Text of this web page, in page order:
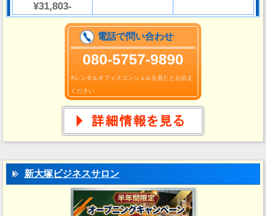
¥31,803-
電話で問い合わせ
080-5757-9890
※レンタルオフィスコンシェルを見たとお伝え
ください
新大塚ビジネスサロン